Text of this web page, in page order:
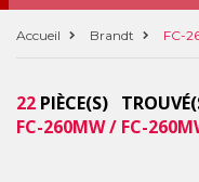
Accueil Brandt FC-
22 PIÈCE(S)
FC-260MW / FC-